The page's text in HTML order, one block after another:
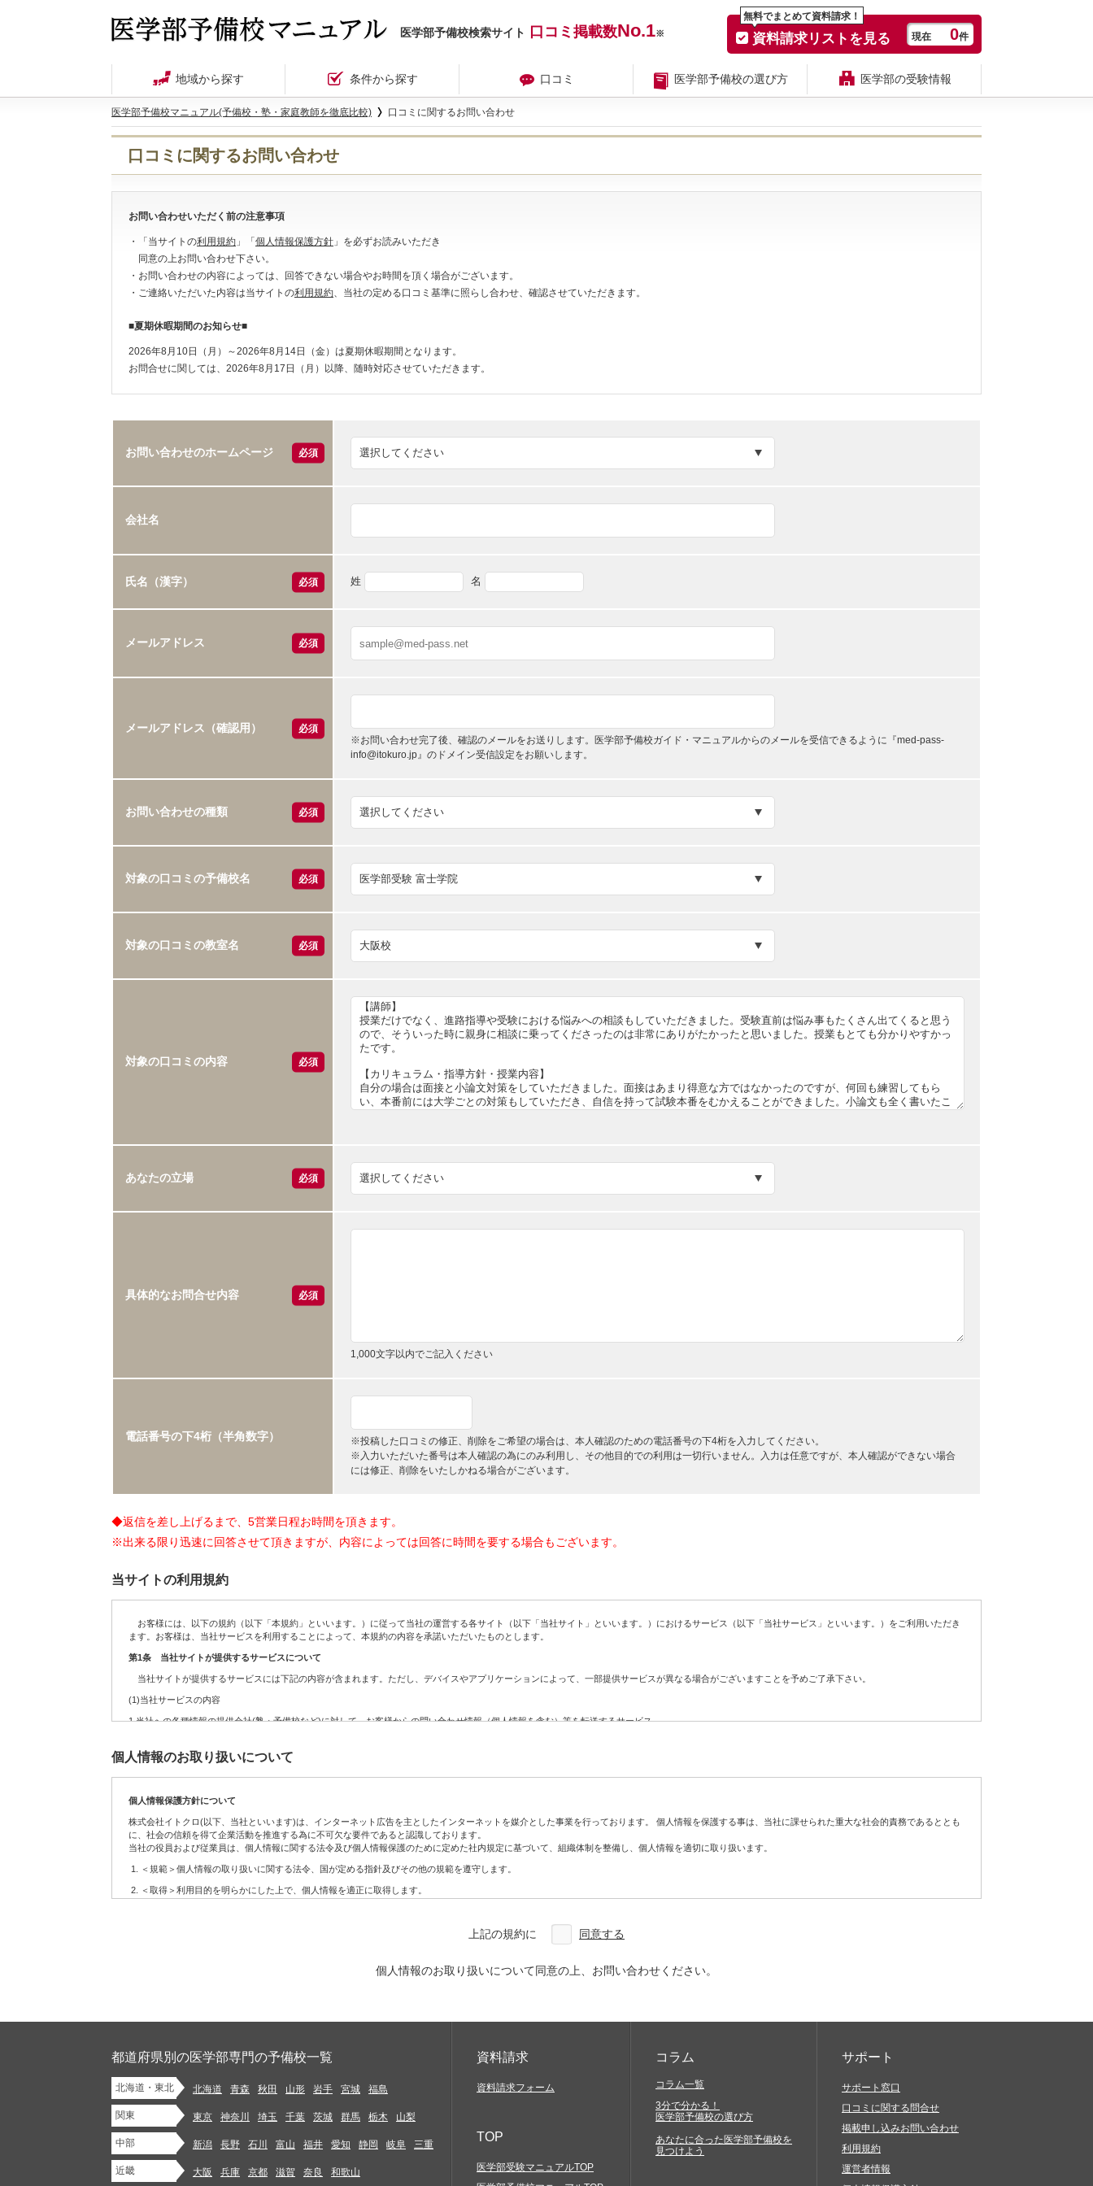
医学部予備校検索サイト 口コミ掲載数No.1※
無料でまとめて資料請求！
資料請求リストを見る 現在 0件
地域から探す 条件から探す 口コミ 医学部予備校の選び方 医学部の受験情報
医学部予備校マニュアル(予備校・塾・家庭教師を徹底比較) 口コミに関するお問い合わせ
口コミに関するお問い合わせ
お問い合わせいただく前の注意事項
・「当サイトの利用規約 」「 個人情報保護方針 」を必ずお読みいただき
同意の上お問い合わせ下さい。
・お問い合わせの内容によっては、回答できない場合やお時間を頂く場合がございます。
・ご連絡いただいた内容は当サイトの利用規約、当社の定める口コミ基準に照らし合わせ、確認させていただきます。
■夏期休暇期間のお知らせ■
2026年8月10日（月）～2026年8月14日（金）は夏期休暇期間となります。
お問合せに関しては、2026年8月17日（月）以降、随時対応させていただきます。
お問い合わせのホームページ 必須
会社名
氏名（漢字） 必須 姓 名
メールアドレス 必須
メールアドレス（確認用）
必須
※お問い合わせ完了後、確認のメールをお送りします。医学部予備校ガイド・マニュアルからのメールを受信できるように『med-pass-
info@itokuro.jp』のドメイン受信設定をお願いします。
お問い合わせの種類 必須
対象の口コミの予備校名 必須
対象の口コミの教室名 必須
対象の口コミの内容 必須
あなたの立場 必須
具体的なお問合せ内容 必須
1,000文字以内でご記入ください
電話番号の下4桁（半角数字）
※投稿した口コミの修正、削除をご希望の場合は、本人確認のための電話番号の下4桁を入力してください。
※入力いただいた番号は本人確認の為にのみ利用し、その他目的での利用は一切行いません。入力は任意ですが、本人確認ができない場合
には修正、削除をいたしかねる場合がございます。
◆返信を差し上げるまで、5営業日程お時間を頂きます。
※出来る限り迅速に回答させて頂きますが、内容によっては回答に時間を要する場合もございます。
当サイトの利用規約
お客様には、以下の規約（以下「本規約」といいます。）に従って当社の運営する各サイト（以下「当社サイト」といいます。）におけるサービス（以下「当社サービス」といいます。）をご利用いただき
ます。お客様は、当社サービスを利用することによって、本規約の内容を承諾いただいたものとします。
第1条 当社サイトが提供するサービスについて
当社サイトが提供するサービスには下記の内容が含まれます。ただし、デバイスやアプリケーションによって、一部提供サービスが異なる場合がございますことを予めご了承下さい。
(1)当社サービスの内容
1.当社への各種情報の提供会社(塾・予備校など)に対して、お客様からの問い合わせ情報（個人情報を含む）等を転送するサービス
3.定期・不定期に実施する各種のキャンペーンサービス
5.お客様が送信(発信)するコンテンツの募集、及び掲載
6.配信の許可を得たお客様に対して配信するメールマガジン・DM
7.その他上記に関連するサービス
(2)当社サービスの利用に当たって注意事項
お客様が当社サービスをご利用になる場合には、WEBにアクセスしていただく必要があります。お客様には、自らの責任と費用で必要な機器やソフトウェア、通信手段等をご用意いただき、それらを適切に
当社は当社サービスの内容の正確性・信頼性・完全性や確実な提供、アクセス結果などにつきましては一切保証しておりません。
2.未成年者の健全な保護育成を害するような行為をすること
3.法令や条例に違反する行為を行うこと
4.自分以外の人物を名乗ったり、代表権や代理権がないにもかかわらず会社などの組織を名乗ったり、または他の人物や組織と提携、協力関係にあると偽ったりすること（過失に基づき誤認した場合も含む）
5.他のお客様または第三者との間での、売買等金銭的な利害の発生する行為及び代価性のない物品の交換や贈与等経済的な利害関係の生じること、並びにその他営利を目的とする一切のこと
6. 商業用の広告、宣伝を目的としたコンテンツ、ジャンクメール、スパムメール、チェーンレター、無限連鎖講、その他勧誘を目的とするコンテンツを送信（発信）すること
7. 法令または本規約において認められている場合を除き、当社サイトの提供する情報を当社の事前の同意なく、複写、もしくはその他の方法により再生、複製、公開、送信、頒布、翻訳、翻案、転載、再利用
個人情報のお取り扱いについて
個人情報保護方針について
株式会社イトクロ(以下、当社といいます)は、インターネット広告を主としたインターネットを媒介とした事業を行っております。 個人情報を保護する事は、当社に課せられた重大な社会的責務であるととも
に、社会の信頼を得て企業活動を推進する為に不可欠な要件であると認識しております。
当社の役員および従業員は、個人情報に関する法令及び個人情報保護のために定めた社内規定に基づいて、組織体制を整備し、個人情報を適切に取り扱います。
＜規範＞個人情報の取り扱いに関する法令、国が定める指針及びその他の規範を遵守します。
＜取得＞利用目的を明らかにした上で、個人情報を適正に取得します。
＜安全管理＞個人情報への不正アクセス、紛失、破壊、改ざん、漏えいなどの危険を十分に認識し、合理的な安全対策を実施するとともに、問題が発生した場合は適切な是正措置を講じ、個人情報の厳重な
＜開示・苦情＞当社では、取り扱う個人情報について、本人から開示、訂正、利用停止、削除及び苦情相談等のお問い合わせがあった場合は法律に基づき適正に対応します。
改訂：2007年7月30日
改訂：2013年12月10日
株式会社イトクロ 代表取締役 CEO 山木 学
代表取締役 COO 領下 崇
【個人情報に関するお問い合わせ】
株式会社イトクロ 開発部長info.privacy@itokuro.jp
〒141-0021 東京都品川区上大崎３丁目１番１号 JR東急目黒ビル4F
当社における個人情報の取扱いについて
上記の規約に 同意する
個人情報のお取り扱いについて同意の上、お問い合わせください。
都道府県別の医学部専門の予備校一覧
北海道・東北 北海道 青森 秋田 山形 岩手 宮城 福島
関東 東京 神奈川 埼玉 千葉 茨城 群馬 栃木 山梨
中部 新潟 長野 石川 富山 福井 愛知 静岡 岐阜 三重
近畿 大阪 兵庫 京都 滋賀 奈良 和歌山
資料請求
資料請求フォーム
TOP
医学部受験マニュアルTOP
コラム
コラム一覧
3分で分かる！
医学部予備校の選び方
あなたに合った医学部予備校を
見つけよう
サポート
サポート窓口
口コミに関する問合せ
掲載申し込みお問い合わせ
利用規約
運営者情報